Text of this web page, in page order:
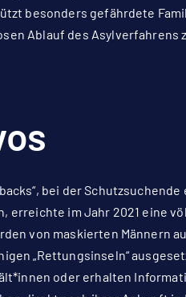
besonders gefährdete
Ablauf des Asylverfahrens
bei der
im Jahr 2021 eine
von maskierten Männern
„Rettungsinseln“
oder erhalten